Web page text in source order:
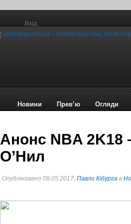
Вхід
Новини Прев’ю Огляди
Анонс NBA 2K18
О’Нил
Опубліковано 08.05.2017, Павло Кібурга в